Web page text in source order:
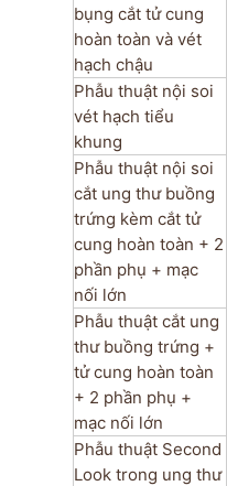
bụng cắt tử cung
hoàn toàn và vét
hạch chậu
Phẫu thuật nội soi
vét hạch tiểu
khung
Phẫu thuật nội soi
cắt ung thư buồng
trứng kèm cắt tử
cung hoàn toàn + 2
phần phụ + mạc
nối lớn
Phẫu thuật cắt ung
thư­ buồng trứng +
tử cung hoàn toàn
+ 2 phần phụ +
mạc nối lớn
Phẫu thuật Second
Look trong ung thư